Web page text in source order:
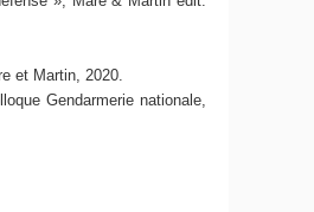
et Martin, 2020.
Gendarmerie nationale,